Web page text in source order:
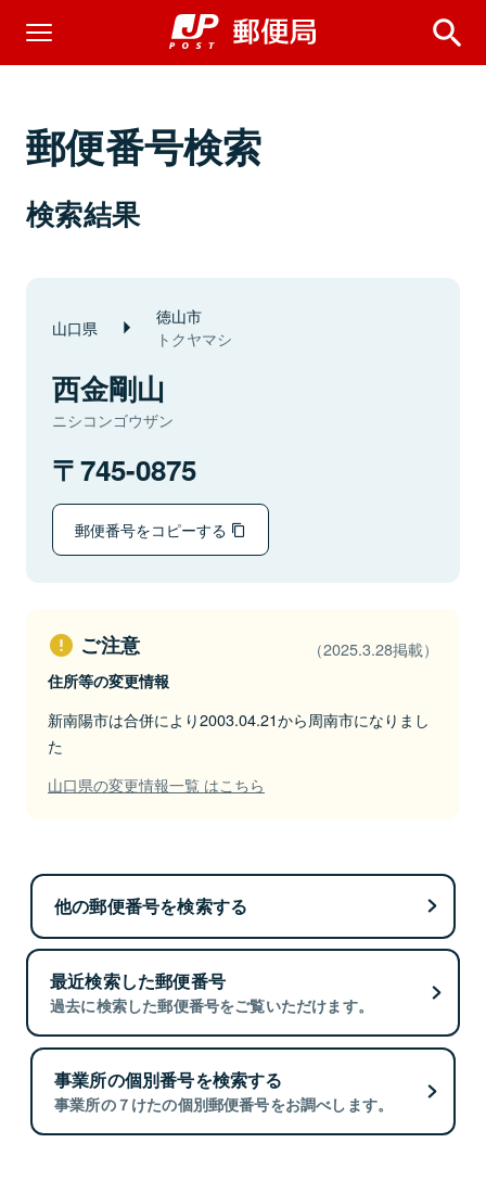
郵便番号検索
検索結果
山口県 徳山市
トクヤマシ
西金剛山
ニシコンゴウザン
745-0875
郵便番号をコピーする
ご注意 （2025.3.28掲載）
住所等の変更情報
新南陽市は合併により2003.04.21から周南市になりまし
た
山口県の変更情報一覧 はこちら
他の郵便番号を検索する
最近検索した郵便番号
過去に検索した郵便番号をご覧いただけます。
事業所の個別番号を検索する
事業所の７けたの個別郵便番号をお調べします。